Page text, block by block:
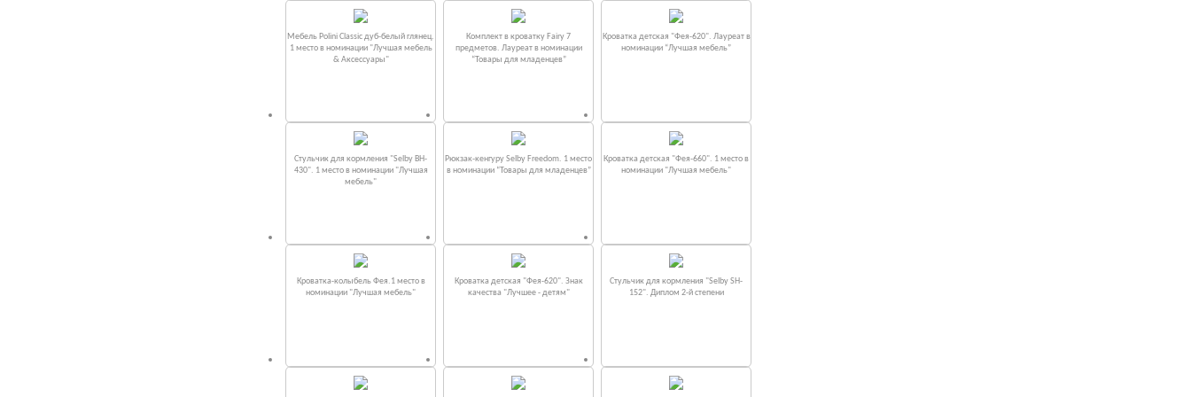
Мебель Polini Classic дуб-белый глянец.
1 место в номинации "Лучшая мебель
& Аксессуары"
Комплект в кроватку Fаiry 7
предметов. Лауреат в номинации
“Товары для младенцев”
Кроватка детская "Фея-620". Лауреат в
номинации “Лучшая мебель”
Стульчик для кормления "Selby BH-
430". 1 место в номинации "Лучшая
мебель"
Рюкзак-кенгуру Selby Freedom. 1 место
в номинации “Товары для младенцев”
Кроватка детская "Фея-660". 1 место в
номинации "Лучшая мебель"
Кроватка-колыбель Фея.1 место в
номинации "Лучшая мебель"
Кроватка детская "Фея-620". Знак
качества "Лучшее - детям"
Стульчик для кормления "Selby SH-
152". Диплом 2-й степени